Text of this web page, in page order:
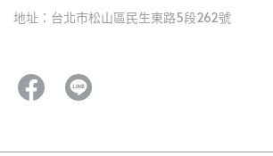
地址：台北市松山區民生東路5段262號